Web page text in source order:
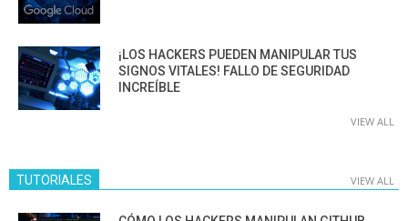
¡LOS HACKERS PUEDEN MANIPULAR TUS
SIGNOS VITALES! FALLO DE SEGURIDAD
INCREÍBLE
VIEW ALL
TUTORIALES VIEW ALL